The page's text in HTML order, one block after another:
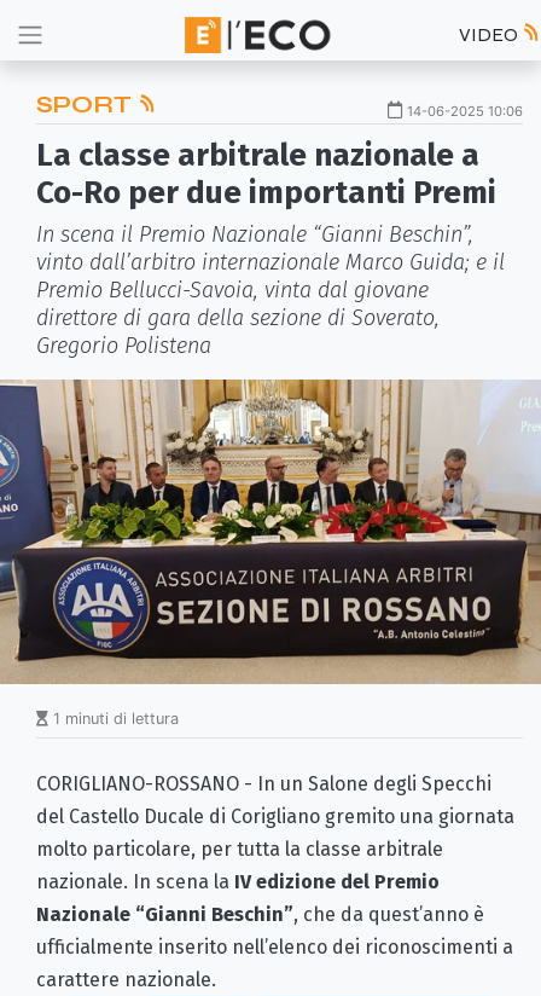
VIDEO
SPORT 14-06-2025 10:06
La classe arbitrale nazionale a
Co-Ro per due importanti Premi
In scena il Premio Nazionale “Gianni Beschin”,
vinto dall’arbitro internazionale Marco Guida; e il
Premio Bellucci-Savoia, vinta dal giovane
direttore di gara della sezione di Soverato,
Gregorio Polistena
1 minuti di lettura
CORIGLIANO-ROSSANO - In un Salone degli Specchi
del Castello Ducale di Corigliano gremito una giornata
molto particolare, per tutta la classe arbitrale
nazionale. In scena la IV edizione del Premio
Nazionale “Gianni Beschin”, che da quest’anno è
ufficialmente inserito nell’elenco dei riconoscimenti a
carattere nazionale.